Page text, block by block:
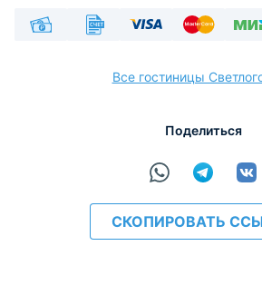
Все гостиницы
Поделиться
СКОПИРОВАТЬ